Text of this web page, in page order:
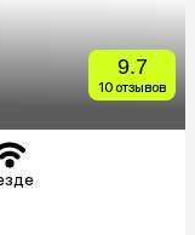
9.7
10 отзывов